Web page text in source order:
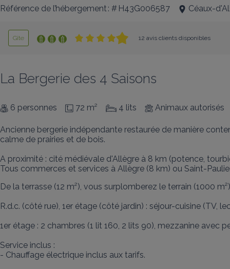
Référence de l’hébergement : # H43G006587 Céaux-
Gîte 12 avis clients disponibles
La Bergerie des 4 Saisons
6 personnes 72 m² 4 lits Animaux autorisés
Ancienne bergerie indépendante restaurée de manière
calme de prairies et de bois.
A proximité : cité médiévale d'Allègre à 8 km (potence,
Tous commerces et services à Allègre (8 km) ou Saint-
De la terrasse (12 m²), vous surplomberez le terrain (1000
R.d.c. (côté rue), 1er étage (côté jardin) : séjour-cuisine (TV,
1er étage : 2 chambres (1 lit 160, 2 lits 90), mezzanine avec
Service inclus :
- Chauffage électrique inclus aux tarifs.